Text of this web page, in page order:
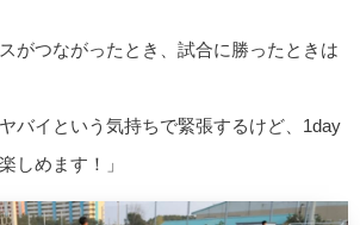
がつながったとき、試合に勝ったときは
バイという気持ちで緊張するけど、1day
しめます！」